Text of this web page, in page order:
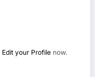
Edit your Profile now.